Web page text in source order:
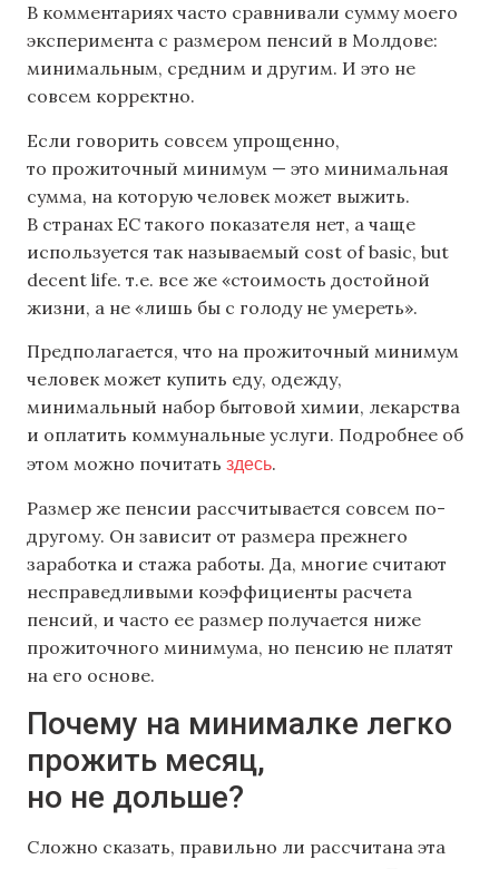
В комментариях часто сравнивали сумму моего
эксперимента с размером пенсий в Молдове:
минимальным, средним и другим. И это не
совсем корректно.
Если говорить совсем упрощенно,
то прожиточный минимум — это минимальная
сумма, на которую человек может выжить.
В странах ЕС такого показателя нет, а чаще
используется так называемый cost of basic, but
decent life. т.е. все же «стоимость достойной
жизни, а не «лишь бы с голоду не умереть».
Предполагается, что на прожиточный минимум
человек может купить еду, одежду,
минимальный набор бытовой химии, лекарства
и оплатить коммунальные услуги. Подробнее об
этом можно почитать здесь.
Размер же пенсии рассчитывается совсем по-
другому. Он зависит от размера прежнего
заработка и стажа работы. Да, многие считают
несправедливыми коэффициенты расчета
пенсий, и часто ее размер получается ниже
прожиточного минимума, но пенсию не платят
на его основе.
Почему на минималке легко
прожить месяц,
но не дольше?
Сложно сказать, правильно ли рассчитана эта